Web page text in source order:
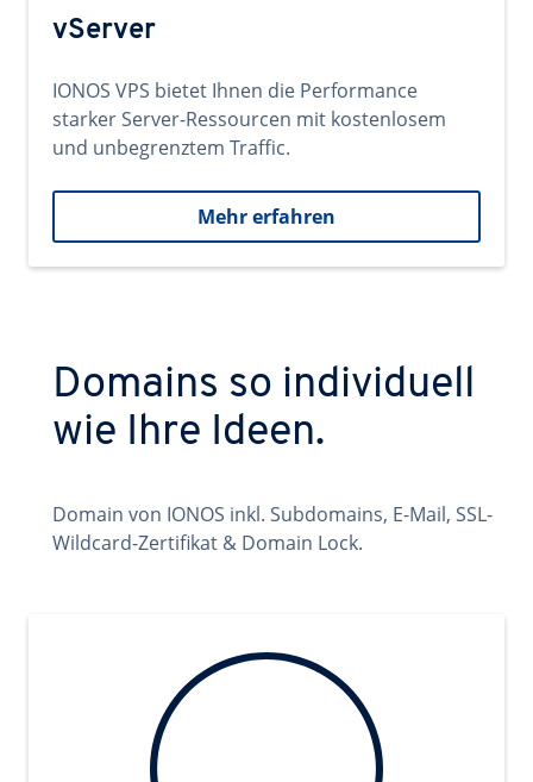
vServer
IONOS VPS bietet Ihnen die Performance
starker Server-Ressourcen mit kostenlosem
und unbegrenztem Traffic.
Mehr erfahren
Domains so individuell
wie Ihre Ideen.
Domain von IONOS inkl. Subdomains, E-Mail, SSL-
Wildcard-Zertifikat & Domain Lock.